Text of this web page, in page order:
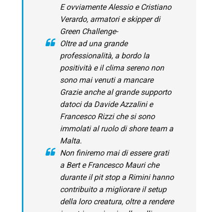
E ovviamente Alessio e Cristiano
Verardo, armatori e skipper di
Green Challenge-
Oltre ad una grande
professionalità, a bordo la
positività e il clima sereno non
sono mai venuti a mancare
Grazie anche al grande supporto
datoci da Davide Azzalini e
Francesco Rizzi che si sono
immolati al ruolo di shore team a
Malta.
Non finiremo mai di essere grati
a Bert e Francesco Mauri che
durante il pit stop a Rimini hanno
contribuito a migliorare il setup
della loro creatura, oltre a rendere